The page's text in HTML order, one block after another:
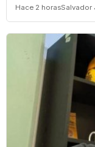
Hace 2 horasSalvador